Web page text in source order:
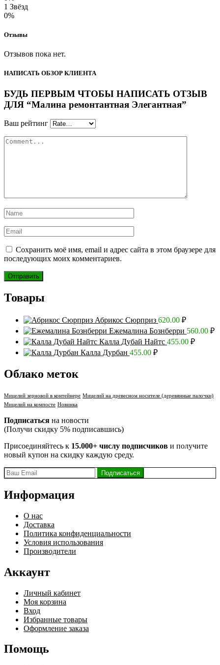
1 Звёзд
0%
Отзывы
Отзывов пока нет.
НАПИСАТЬ ОБЗОР КЛИЕНТА
БУДЬ ПЕРВЫМ ЧТОБЫ НАПИСАТЬ ОТЗЫВ
ДЛЯ “Малина ремонтантная Элегантная”
Ваш рейтинг
Сохранить моё имя, email и адрес сайта в этом браузере для
последующих моих комментариев.
Товары
Абрикос Сюрприз 620.00 ₽
Ежемалина Бознберри 560.00 ₽
Калла Дубай Найтс 455.00 ₽
Калла Дурбан 455.00 ₽
Облако меток
Мицелий зерновой в контейнере Мицелий на древесном носителе (деревянные палочки)
Мицелий на компосте Новинка
Подписаться на новости
(Получи скидку 5% подписавшись)
Присоединяйтесь к 15.000+ числу подписчиков и получите
новый купон на скидку каждую среду.
Информация
О нас
Доставка
Политика конфиденциальности
Условия использования
Производители
Аккаунт
Личный кабинет
Моя корзина
Вход
Избранные товары
Оформление заказа
Помощь